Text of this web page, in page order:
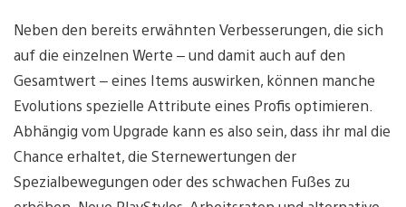
Neben den bereits erwähnten Verbesserungen, die sich
auf die einzelnen Werte – und damit auch auf den
Gesamtwert – eines Items auswirken, können manche
Evolutions spezielle Attribute eines Profis optimieren.
Abhängig vom Upgrade kann es also sein, dass ihr mal die
Chance erhaltet, die Sternewertungen der
Spezialbewegungen oder des schwachen Fußes zu